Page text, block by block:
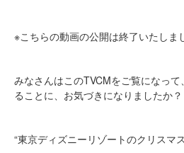
※こちらの動画の公開は終了いたしま
みなさんはこのTVCMをご覧になっ
ることに、お気づきになりましたか？
“東京ディズニーリゾートのクリスマ